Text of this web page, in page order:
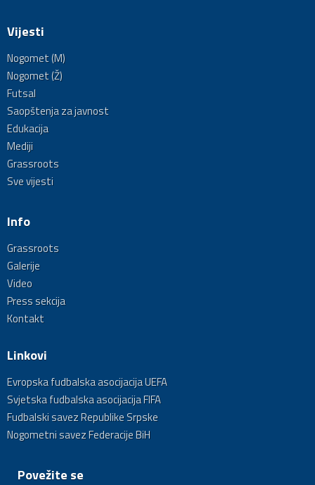
Vijesti
Nogomet (M)
Nogomet (Ž)
Futsal
Saopštenja za javnost
Edukacija
Mediji
Grassroots
Sve vijesti
Info
Grassroots
Galerije
Video
Press sekcija
Kontakt
Linkovi
Evropska fudbalska asocijacija UEFA
Svjetska fudbalska asocijacija FIFA
Fudbalski savez Republike Srpske
Nogometni savez Federacije BiH
Povežite se